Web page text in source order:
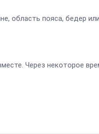
область пояса, бедер или
Через некоторое